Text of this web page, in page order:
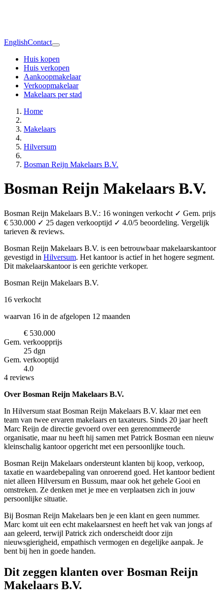
EnglishContact
Huis kopen
Huis verkopen
Aankoopmakelaar
Verkoopmakelaar
Makelaars per stad
Home
Makelaars
Hilversum
Bosman Reijn Makelaars B.V.
Bosman Reijn Makelaars B.V.
Bosman Reijn Makelaars B.V.: 16 woningen verkocht ✓ Gem. prijs
€ 530.000 ✓ 25 dagen verkooptijd ✓ 4.0/5 beoordeling. Vergelijk
tarieven & reviews.
Bosman Reijn Makelaars B.V. is een betrouwbaar makelaarskantoor
gevestigd in Hilversum. Het kantoor is actief in het hogere segment.
Dit makelaarskantoor is een gerichte verkoper.
Bosman Reijn Makelaars B.V.
16 verkocht
waarvan 16 in de afgelopen 12 maanden
€ 530.000
Gem. verkoopprijs
25 dgn
Gem. verkooptijd
4.0
4 reviews
Over Bosman Reijn Makelaars B.V.
In Hilversum staat Bosman Reijn Makelaars B.V. klaar met een
team van twee ervaren makelaars en taxateurs. Sinds 20 jaar heeft
Marc Reijn de directie gevoerd over een gerenommeerde
organisatie, maar nu heeft hij samen met Patrick Bosman een nieuw
kleinschalig kantoor opgericht met een persoonlijke touch.
Bosman Reijn Makelaars ondersteunt klanten bij koop, verkoop,
taxatie en waardebepaling van onroerend goed. Het kantoor bedient
niet alleen Hilversum en Bussum, maar ook het gehele Gooi en
omstreken. Ze denken met je mee en verplaatsen zich in jouw
persoonlijke situatie.
Bij Bosman Reijn Makelaars ben je een klant en geen nummer.
Marc komt uit een echt makelaarsnest en heeft het vak van jongs af
aan geleerd, terwijl Patrick zich onderscheidt door zijn
nieuwsgierigheid, empathisch vermogen en degelijke aanpak. Je
bent bij hen in goede handen.
Dit zeggen klanten over Bosman Reijn
Makelaars B.V.